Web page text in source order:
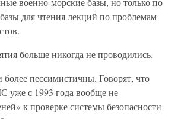
для чтения лекций по проблемам
больше никогда не проводились.
пессимистичны. Говорят, что
уже с 1993 года вообще не
к проверке системы безопасности